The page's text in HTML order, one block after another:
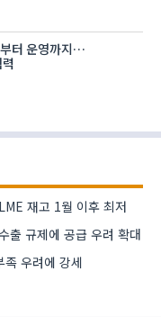
터 운영까지…
재고 1월 이후 최저
출 규제에 공급 우려 확대
우려에 강세